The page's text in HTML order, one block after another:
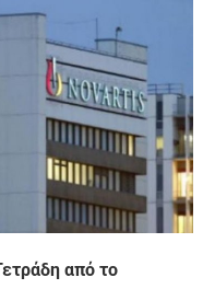
από το